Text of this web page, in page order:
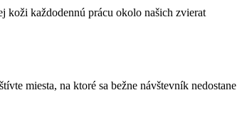
koži každodennú prácu okolo našich zvierat
miesta, na ktoré sa bežne návštevník nedostane